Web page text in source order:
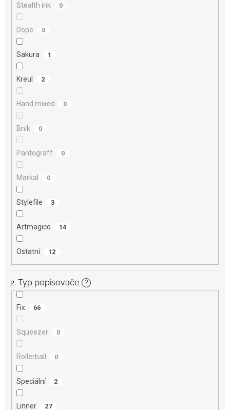
Stealth ink 0
Dope 0
Sakura 1
Kreul 2
Hand mixed 0
Bnik 0
Pantograff 0
Markal 0
Stylefile 3
Artmagico 14
Ostatní 12
2. Typ popisovače ?
Fix 66
Squeezer 0
Rollerball 0
Speciální 2
Linner 27